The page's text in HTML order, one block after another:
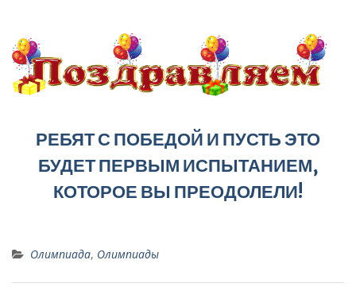
РЕБЯТ С ПОБЕДОЙ И ПУСТЬ ЭТО
БУДЕТ ПЕРВЫМ ИСПЫТАНИЕМ,
КОТОРОЕ ВЫ ПРЕОДОЛЕЛИ!
Олимпиада, Олимпиады